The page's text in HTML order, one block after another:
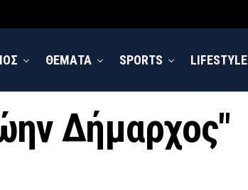
ΘΕΜΑΤΑ SPORTS LIFESTYLE
Δήμαρχος"